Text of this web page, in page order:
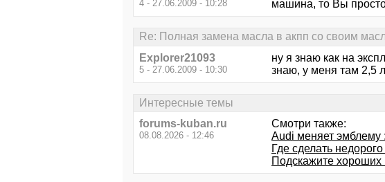
4 - 27.06.2009 - 10:28
машина, то Вы
Re: Полная замена масла в акпп со своим
Explorer21093
5 - 27.06.2009 - 10:30
ну я знаю как на
знаю, у меня там 2,5
Интересные темы
forums-kuban.ru
08.08.2026 - 12:46
Смотри также:
Audi меняет эмблему
Где сделать
Подскажите хороших